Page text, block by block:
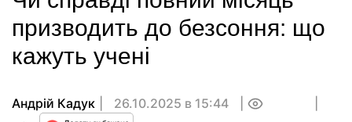
призводить до безсоння: що
кажуть учені
Андрій Кадук 26.10.2025 в 15:44